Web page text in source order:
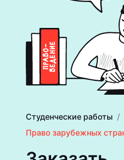
Студенческие работы
Право зарубежных